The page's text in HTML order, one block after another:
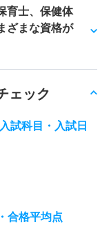
育士、保健体
ざまな資格が
ェック
試科目・入試日
合格平均点